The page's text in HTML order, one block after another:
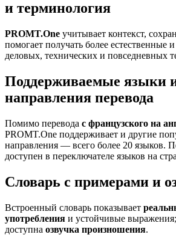
и терминология
PROMT.One учитывает контекст,
помогает получать более естественные
деловых, технических и повседневных
Поддерживаемые языки
направления перевода
Помимо перевода с французского на
PROMT.One поддерживает и другие
направления — всего более 20 языков.
доступен в переключателе языков на
Словарь с примерами и
Встроенный словарь показывает
употребления и устойчивые
доступна озвучка произношения.